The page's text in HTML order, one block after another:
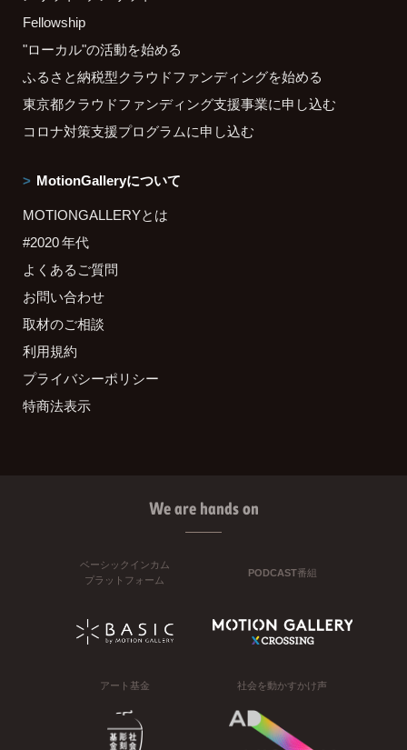
Fellowship
"ローカル"の活動を始める
ふるさと納税型クラウドファンディングを始める
東京都クラウドファンディング支援事業に申し込む
コロナ対策支援プログラムに申し込む
MotionGalleryについて
MOTIONGALLERYとは
#2020 年代
よくあるご質問
お問い合わせ
取材のご相談
利用規約
プライバシーポリシー
特商法表示
We are hands on
ベーシックインカム
プラットフォーム
PODCAST番組
アート基金 社会を動かすかけ声